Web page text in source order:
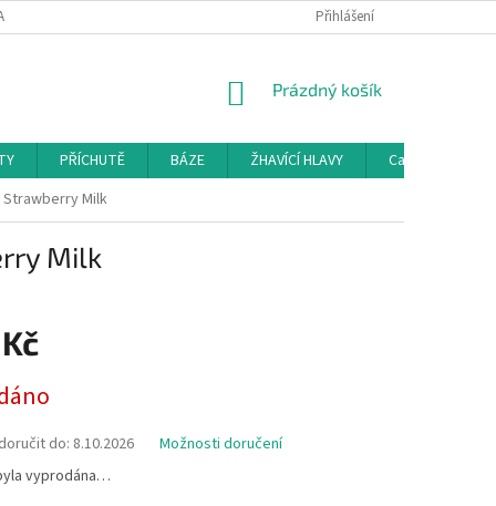
ŘÁD HODNOCENÍ OBCHODU
Přihlášení
NÁKUPNÍ
Prázdný košík
PŘÍCHUTĚ BÁZE ŽHAVÍCÍ HLAVY
Cartridge a
Strawberry Milk
Milk
do: 8.10.2026
Možnosti doručení
vyprodána…